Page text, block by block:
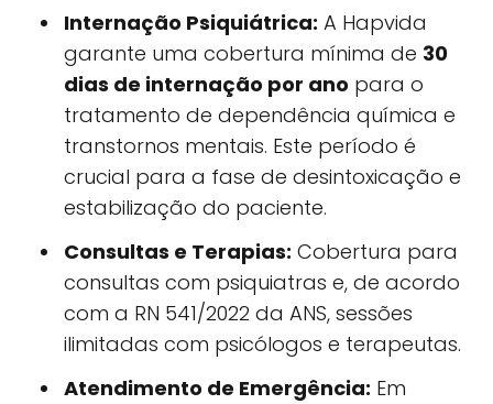
Internação Psiquiátrica: A Hapvida
garante uma cobertura mínima de 30
dias de internação por ano para o
tratamento de dependência química e
transtornos mentais. Este período é
crucial para a fase de desintoxicação e
estabilização do paciente.
Consultas e Terapias: Cobertura para
consultas com psiquiatras e, de acordo
com a RN 541/2022 da ANS, sessões
ilimitadas com psicólogos e terapeutas.
Atendimento de Emergência: Em